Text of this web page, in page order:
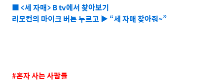
■ <세 자매> B tv에서 찾아보기
리모컨의 마이크 버튼 누르고 ▶ “세 자매 찾아줘~”
#혼자 사는 사람들